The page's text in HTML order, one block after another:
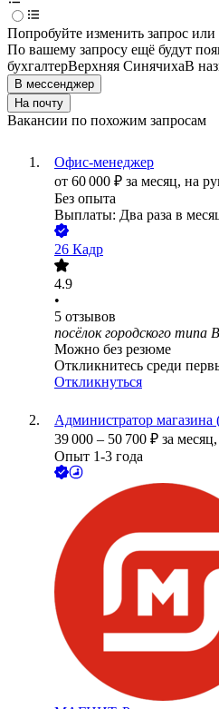
Попробуйте изменить запрос
По вашему запросу ещё будут
бухгалтерВерхняя СинячихаВ
В мессенджер
На почту
Вакансии по похожим запросам
Офис-менеджер
от 60 000 ₽ за месяц, на
Без опыта
Выплаты: Два раза в
26 Кадр
4.9
•
5 отзывов
посёлок городского типа
Можно без резюме
Откликнитесь среди
Откликнуться
Администратор
39 000 – 50 700 ₽ за месяц,
Опыт 1-3 года